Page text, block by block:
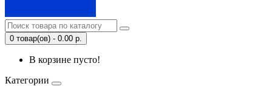
0 товар(ов) - 0.00 р.
В корзине пусто!
Категории